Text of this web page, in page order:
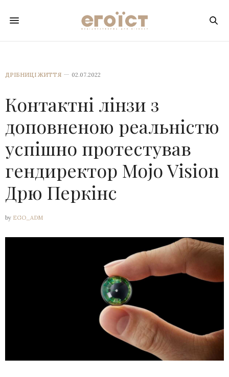
ДРІБНИЦІ ЖИТТЯ 02.07.2022
Контактні лінзи з
доповненою реальністю
успішно протестував
гендиректор Mojo Vision
Дрю Перкінс
by EGO_ADM